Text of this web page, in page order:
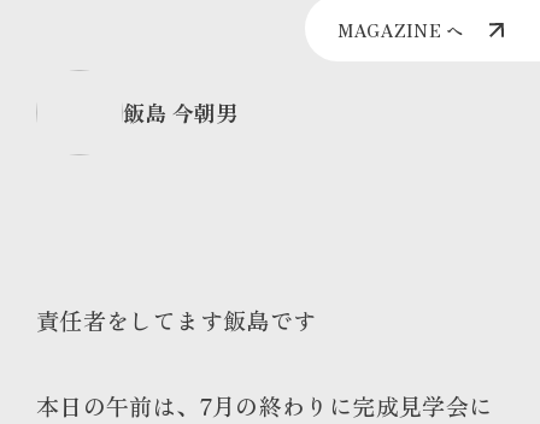
MAGAZINE へ
飯島 今朝男
責任者をしてます飯島です
本日の午前は、7月の終わりに完成見学会に